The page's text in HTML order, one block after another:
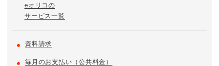
eオリコの
サービス一覧
資料請求
毎月のお支払い（公共料金）